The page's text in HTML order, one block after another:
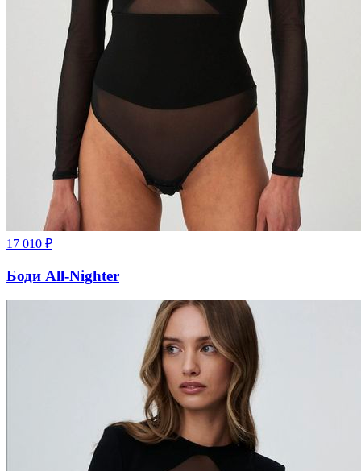
17 010 ₽
Боди All-Nighter